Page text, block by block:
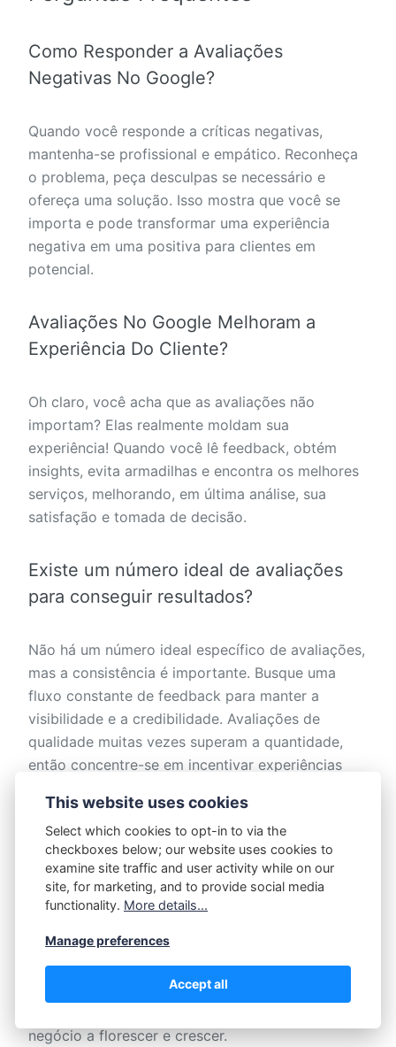
Como Responder a Avaliações
Negativas No Google?
Quando você responde a críticas negativas,
mantenha-se profissional e empático. Reconheça
o problema, peça desculpas se necessário e
ofereça uma solução. Isso mostra que você se
importa e pode transformar uma experiência
negativa em uma positiva para clientes em
potencial.
Avaliações No Google Melhoram a
Experiência Do Cliente?
Oh claro, você acha que as avaliações não
importam? Elas realmente moldam sua
experiência! Quando você lê feedback, obtém
insights, evita armadilhas e encontra os melhores
serviços, melhorando, em última análise, sua
satisfação e tomada de decisão.
Existe um número ideal de avaliações
para conseguir resultados?
Não há um número ideal específico de avaliações,
mas a consistência é importante. Busque uma
fluxo constante de feedback para manter a
visibilidade e a credibilidade. Avaliações de
qualidade muitas vezes superam a quantidade,
então concentre-se em incentivar experiências
Como Incentivar Clientes a Deixarem
Avaliações?
Você pode incentivar os clientes a deixarem
avaliações oferecendo incentivos, enviando
mensagens de acompanhamento e tornando o
negócio a florescer e crescer.
This website uses cookies
Select which cookies to opt-in to via the
checkboxes below; our website uses cookies to
examine site traffic and user activity while on our
site, for marketing, and to provide social media
functionality. More details...
Manage preferences
Accept all